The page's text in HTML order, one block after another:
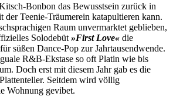
Bonbon das Bewusstsein zurück in
der Teenie-Träumerein katapultieren kann.
Raum unvermarktet geblieben,
Solodebüt »First Love« die
süßen Dance-Pop zur Jahrtausendwende.
R&B-Ekstase so oft Platin wie bis
Doch erst mit diesem Jahr gab es die
Seitdem wird völlig
Wohnung gevibet.